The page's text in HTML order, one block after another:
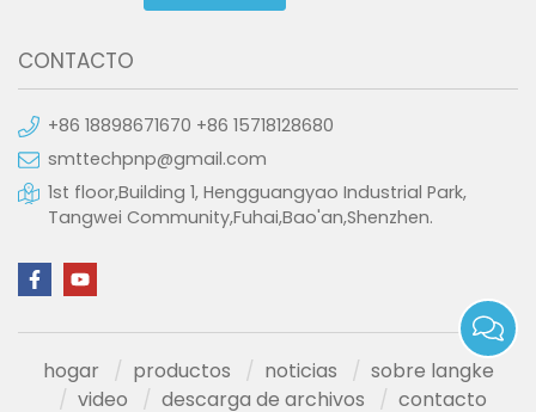
CONTACTO
+86 18898671670 +86 15718128680
smttechpnp@gmail.com
1st floor,Building 1, Hengguangyao Industrial Park,
Tangwei Community,Fuhai,Bao'an,Shenzhen.
hogar productos noticias
sobre langke
video
descarga de archivos contacto